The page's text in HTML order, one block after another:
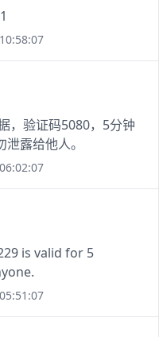
，验证码5080，5分钟
露给他人。
is valid for 5